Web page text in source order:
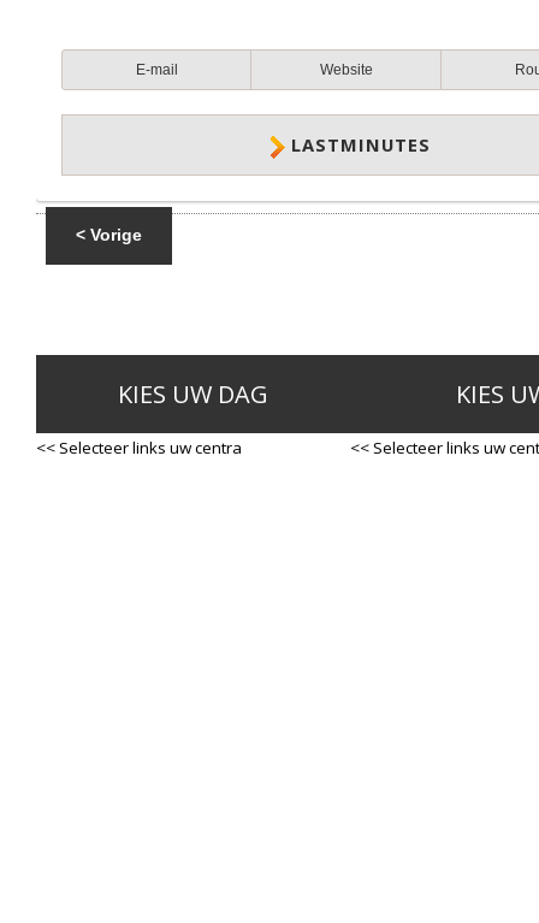
E-mail Website
LASTMINUTES
< Vorige
KIES UW DAG
<< Selecteer links uw centra
KIES
<< Selecteer links uw